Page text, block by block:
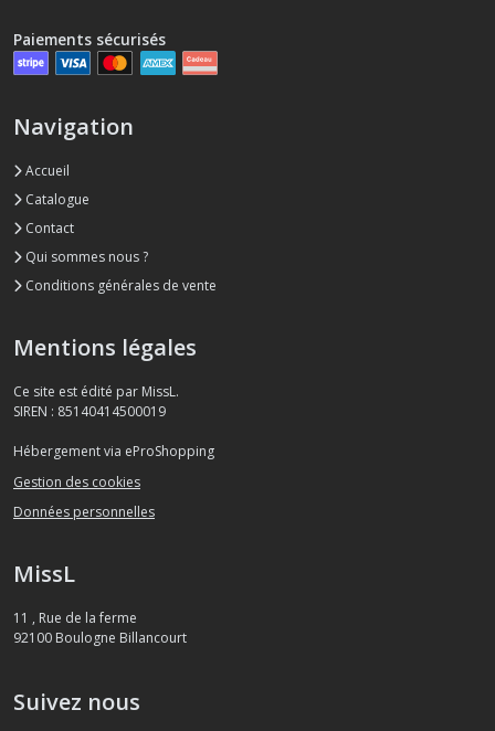
Paiements sécurisés
Navigation
Accueil
Catalogue
Contact
Qui sommes nous ?
Conditions générales de vente
Mentions légales
Ce site est édité par MissL.
SIREN : 85140414500019
Hébergement via eProShopping
Gestion des cookies
Données personnelles
MissL
11 , Rue de la ferme
92100 Boulogne Billancourt
Suivez nous